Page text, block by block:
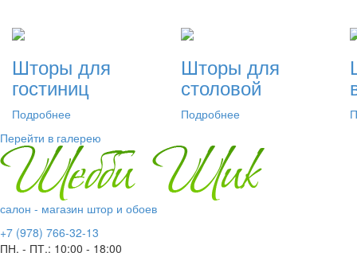
Шторы для
гостиниц
Подробнее
Шторы для
столовой
Подробнее
Перейти в галерею
салон - магазин штор и обоев
+7 (978) 766-32-13
ПН. - ПТ.: 10:00 - 18:00